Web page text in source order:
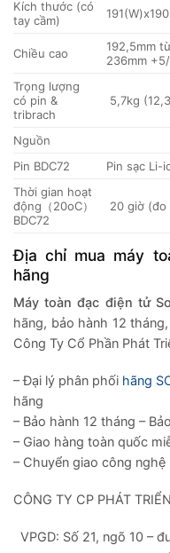
Kích thước (có
tay cầm)
Chiều cao
192,5mm
236mm
Trọng lượng
có pin &
tribrach
5,7kg
Nguồn
Pin BDC72
Pin sạc Li-
Thời gian hoạt
động（20oC）
BDC72
20 giờ (đo
Địa chỉ mua máy
hãng
Máy toàn đạc điện tử
hãng, bảo hành 12
Công Ty Cổ Phần Phát
– Đại lý phân phối hãng
hãng
– Bảo hành 12 tháng –
– Giao hàng toàn quốc
– Chuyển giao công
CÔNG TY CP PHÁT
VPGD: Số 21, ngõ 10 –